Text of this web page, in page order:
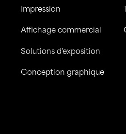
Impression
Affichage commercial
Solutions d'exposition
Conception graphique